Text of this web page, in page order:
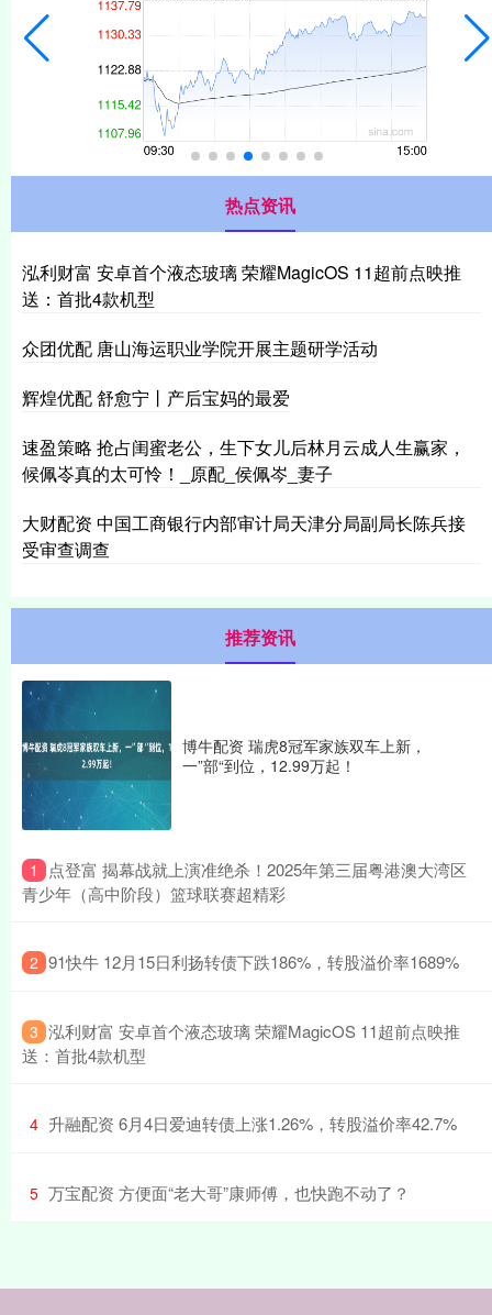
热点资讯
泓利财富 安卓首个液态玻璃 荣耀MagicOS 11超前点映推
送：首批4款机型
众团优配 唐山海运职业学院开展主题研学活动
辉煌优配 舒愈宁丨产后宝妈的最爱
速盈策略 抢占闺蜜老公，生下女儿后林月云成人生赢家，
候佩岺真的太可怜！_原配_侯佩岑_妻子
大财配资 中国工商银行内部审计局天津分局副局长陈兵接
受审查调查
推荐资讯
博牛配资 瑞虎8冠军家族双车上新，
一”部“到位，12.99万起！
1
​点登富 揭幕战就上演准绝杀！2025年第三届粤港澳大湾区
青少年（高中阶段）篮球联赛超精彩
2 ​91快牛 12月15日利扬转债下跌186%，转股溢价率1689%
3 ​泓利财富 安卓首个液态玻璃 荣耀MagicOS 11超前点映推
送：首批4款机型
4 ​升融配资 6月4日爱迪转债上涨1.26%，转股溢价率42.7%
5 ​万宝配资 方便面“老大哥”康师傅，也快跑不动了？